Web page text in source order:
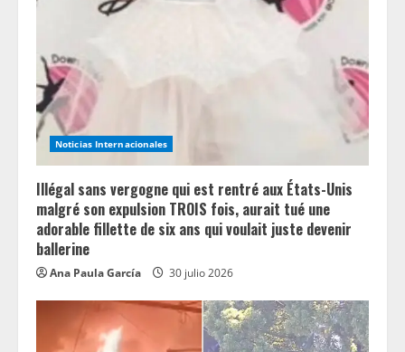
a
d
i
n
g Noticias Internacionales
Illégal sans vergogne qui est rentré aux États-Unis
malgré son expulsion TROIS fois, aurait tué une
adorable fillette de six ans qui voulait juste devenir
ballerine
Ana Paula García 30 julio 2026